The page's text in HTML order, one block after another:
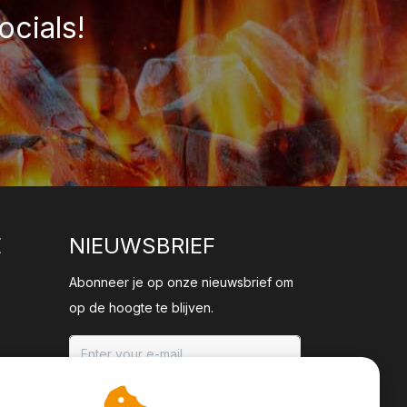
NIEUWSBRIEF
Abonneer je op onze nieuwsbrief om
op de hoogte te blijven.